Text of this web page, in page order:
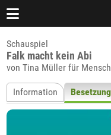
Schauspiel
Falk macht kein Abi
von Tina Müller für
Information